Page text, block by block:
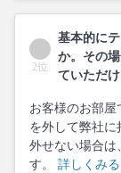
2位
基本的に
か。その
ていただ
お客様のお部
を外して弊社に
外せない場合は
す。 詳しくみる